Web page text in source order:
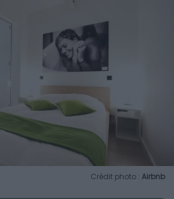
Crédit photo : Airbnb